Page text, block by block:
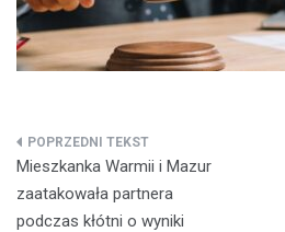
Nawigacja
wpisu
Mieszkanka Warmii i Mazur
zaatakowała partnera
podczas kłótni o wyniki